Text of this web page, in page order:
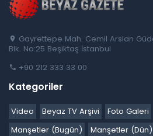
Gayrettepe Mah. Cemil Arslan
Blk. No:25 Beşiktaş İstanbul
+90 212 333 33 00
Kategoriler
Video Beyaz TV Arşivi Foto Galeri
Manşetler (Bugün)
Manşetler (Dün)